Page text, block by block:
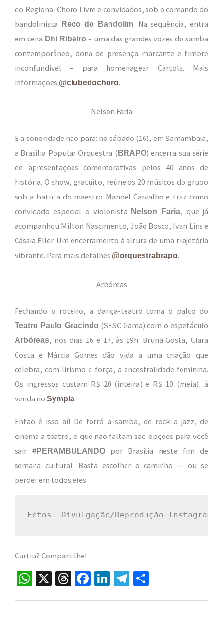
do Regional Choro Livre e convidados, sob o comando do
bandolinista Reco do Bandolim. Na sequência, entra
em cena Dhi Ribeiro – uma das grandes vozes do samba
contemporâneo, dona de presença marcante e timbre
inconfundível – para homenagear Cartola. Mais
informações @clubedochoro.
Nelson Faria
E a sonoridade não para: no sábado (16), em Samambaia,
a Brasília Popular Orquestra (BRAPO) encerra sua série
de apresentações comemorativas pelos 40 anos de
história. O show, gratuito, reúne os 20 músicos do grupo
sob a batuta do maestro Manoel Carvalho e traz como
convidado especial o violonista Nelson Faria, que já
acompanhou Milton Nascimento, João Bosco, Ivan Lins e
Cássia Eller. Um encerramento à altura de uma trajetória
vibrante. Para mais detalhes @orquestrabrapo.
Arbóreas
Fechando o roteiro, a dança-teatro toma o palco do
Teatro Paulo Gracindo (SESC Gama) com o espetáculo
Arbóreas, nos dias 16 e 17, às 19h. Bruna Gosta, Clara
Costa e Márcia Gomes dão vida a uma criação que
celebra, com lirismo e força, a ancestralidade feminina.
Os ingressos custam R$ 20 (inteira) e R$ 10 (meia), à
venda no Sympla.
Então é isso aí! De forró a samba, de rock a jazz, de
cinema a teatro, o que não faltam são opções para você
sair #PERAMBULANDO por Brasília neste fim de
semana cultural. Basta escolher o caminho — ou se
perder em todos eles.
Fotos: Divulgação/Reprodução Instagram
Curtiu? Compartilhe!
W X
T
Fa Li Te